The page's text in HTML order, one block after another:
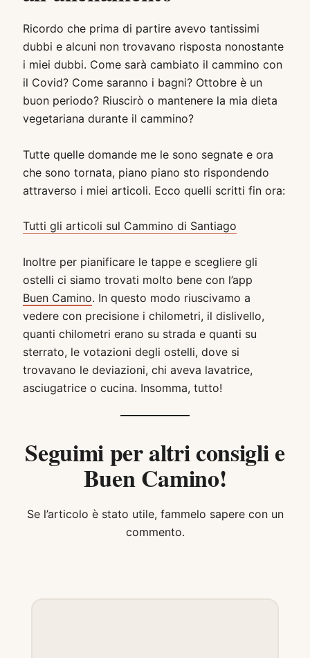
Ricordo che prima di partire avevo tantissimi
dubbi e alcuni non trovavano risposta nonostante
i miei dubbi. Come sarà cambiato il cammino con
il Covid? Come saranno i bagni? Ottobre è un
buon periodo? Riuscirò o mantenere la mia dieta
vegetariana durante il cammino?
Tutte quelle domande me le sono segnate e ora
che sono tornata, piano piano sto rispondendo
attraverso i miei articoli. Ecco quelli scritti fin ora:
Tutti gli articoli sul Cammino di Santiago
Inoltre per pianificare le tappe e scegliere gli
ostelli ci siamo trovati molto bene con l’app
Buen Camino. In questo modo riuscivamo a
vedere con precisione i chilometri, il dislivello,
quanti chilometri erano su strada e quanti su
sterrato, le votazioni degli ostelli, dove si
trovavano le deviazioni, chi aveva lavatrice,
asciugatrice o cucina. Insomma, tutto!
Seguimi per altri consigli e
Buen Camino!
Se l’articolo è stato utile, fammelo sapere con un
commento.